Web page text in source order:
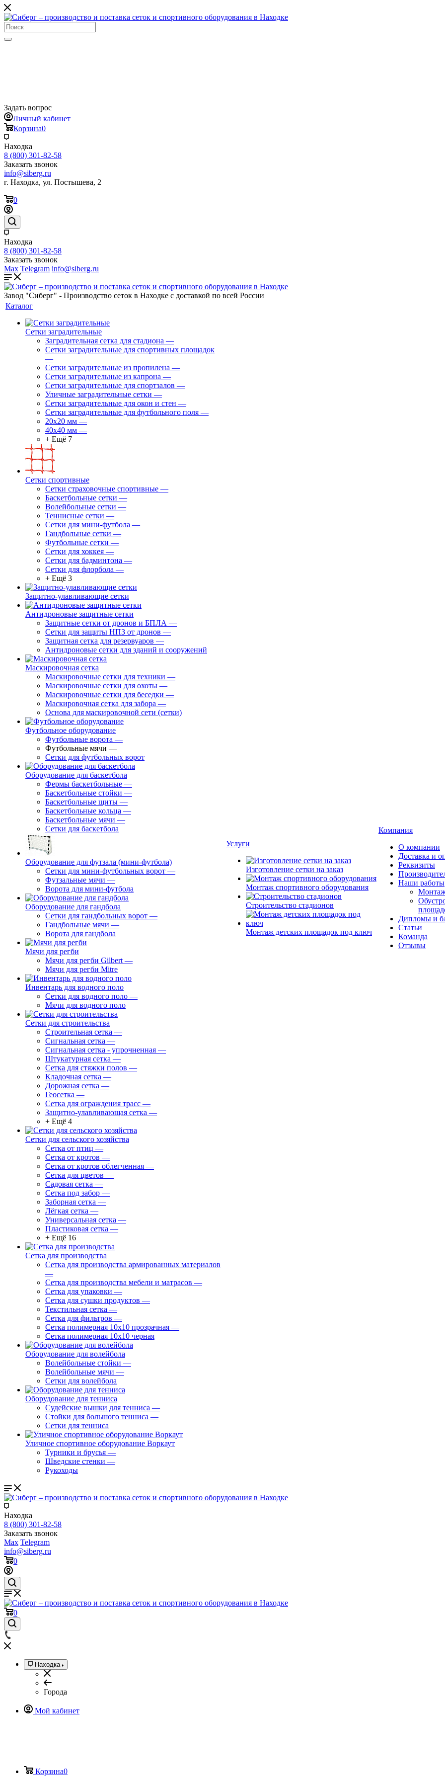
Задать вопрос
Личный кабинет
Корзина0
Находка
8 (800) 301-82-58
Заказать звонок
info@siberg.ru
г. Находка, ул. Постышева, 2
0
Находка
8 (800) 301-82-58
Заказать звонок
Max Telegram info@siberg.ru
Завод "Сиберг" - Производство сеток в Находке с доставкой по всей России
Каталог
Сетки заградительные
Заградительная сетка для стадиона —
Сетки заградительные для спортивных площадок
—
Сетки заградительные из пропилена —
Сетки заградительные из капрона —
Сетки заградительные для спортзалов —
Уличные заградительные сетки —
Сетки заградительные для окон и стен —
Сетки заградительные для футбольного поля —
20х20 мм —
40х40 мм —
+ Ещё 7
Сетки спортивные
Сетки страховочные спортивные —
Баскетбольные сетки —
Волейбольные сетки —
Теннисные сетки —
Сетки для мини-футбола —
Гандбольные сетки —
Футбольные сетки —
Сетки для хоккея —
Сетки для бадминтона —
Сетки для флорбола —
+ Ещё 3
Защитно-улавливающие сетки
Антидроновые защитные сетки
Защитные сетки от дронов и БПЛА —
Сетки для защиты НПЗ от дронов —
Защитная сетка для резервуаров —
Антидроновые сетки для зданий и сооружений
Маскировочная сетка
Маскировочные сетки для техники —
Маскировочные сетки для охоты —
Маскировочные сетки для беседки —
Маскировочная сетка для забора —
Основа для маскировочной сети (сетки)
Футбольное оборудование
Футбольные ворота —
Футбольные мячи —
Сетки для футбольных ворот
Оборудование для баскетбола
Фермы баскетбольные —
Баскетбольные стойки —
Баскетбольные щиты —
Баскетбольные кольца —
Баскетбольные мячи —
Сетки для баскетбола
Оборудование для футзала (мини-футбола)
Сетки для мини-футбольных ворот —
Футзальные мячи —
Ворота для мини-футбола
Оборудование для гандбола
Сетки для гандбольных ворот —
Гандбольные мячи —
Ворота для гандбола
Мячи для регби
Мячи для регби Gilbert —
Мячи для регби Mitre
Инвентарь для водного поло
Сетки для водного поло —
Мячи для водного поло
Сетки для строительства
Строительная сетка —
Сигнальная сетка —
Сигнальная сетка - упрочненная —
Штукатурная сетка —
Сетка для стяжки полов —
Кладочная сетка —
Дорожная сетка —
Геосетка —
Сетка для ограждения трасс —
Защитно-улавливающая сетка —
+ Ещё 4
Сетки для сельского хозяйства
Сетка от птиц —
Сетка от кротов —
Сетка от кротов облегченная —
Сетка для цветов —
Садовая сетка —
Сетка под забор —
Заборная сетка —
Лёгкая сетка —
Универсальная сетка —
Пластиковая сетка —
+ Ещё 16
Сетка для производства
Сетка для производства армированных материалов
—
Сетка для производства мебели и матрасов —
Сетка для упаковки —
Сетка для сушки продуктов —
Текстильная сетка —
Сетка для фильтров —
Сетка полимерная 10х10 прозрачная —
Сетка полимерная 10х10 черная
Оборудование для волейбола
Волейбольные стойки —
Волейбольные мячи —
Сетки для волейбола
Оборудование для тенниса
Судейские вышки для тенниса —
Стойки для большого тенниса —
Сетки для тенниса
Уличное спортивное оборудование Воркаут
Турники и брусья —
Шведские стенки —
Рукоходы
Услуги
Изготовление сетки на заказ
Монтаж спортивного оборудования
Строительство стадионов
Монтаж детских площадок под ключ
Компания
О компании
Доставка и
Реквизиты
Наши работы
Дипломы и
Статьи
Команда
Отзывы
Находка
8 (800) 301-82-58
Заказать звонок
Max Telegram
info@siberg.ru
0
0
Находка
Города
Мой кабинет
Корзина0